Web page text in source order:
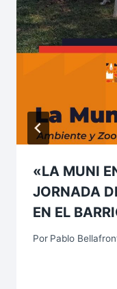
«LA MUNI
JORNADA
EN EL
Por Pablo